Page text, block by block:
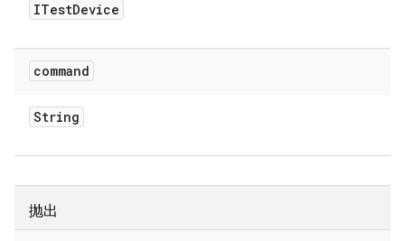
ITestDevice
command
String
抛出